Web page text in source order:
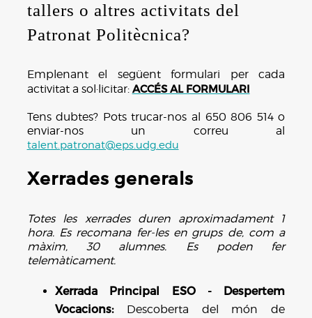
tallers o altres activitats del
Patronat Politècnica?
Emplenant el següent formulari per cada
activitat a sol·licitar: ACCÉS AL FORMULARI
Tens dubtes? Pots trucar-nos al 650 806 514 o
enviar-nos un correu al
talent.patronat@eps.udg.edu
Xerrades generals
Totes les xerrades duren aproximadament 1
hora. Es recomana fer-les en grups de, com a
màxim, 30 alumnes. Es poden fer
telemàticament.
Xerrada Principal ESO - Despertem
Vocacions: Descoberta del món de